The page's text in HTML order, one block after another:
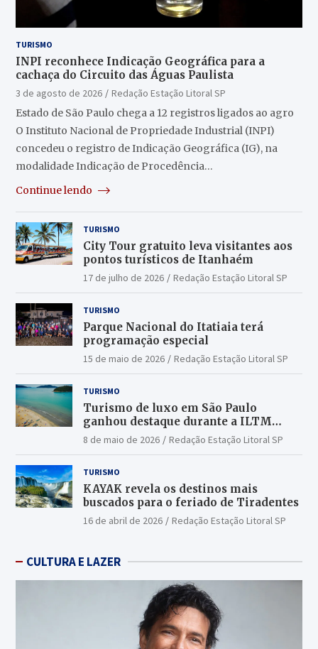
TURISMO
INPI reconhece Indicação Geográfica para a
cachaça do Circuito das Águas Paulista
3 de agosto de 2026
Redação Estação Litoral SP
Estado de São Paulo chega a 12 registros ligados ao agro
O Instituto Nacional de Propriedade Industrial (INPI)
concedeu o registro de Indicação Geográfica (IG), na
modalidade Indicação de Procedência…
Continue lendo
TURISMO
City Tour gratuito leva visitantes aos
pontos turísticos de Itanhaém
17 de julho de 2026 Redação Estação Litoral SP
TURISMO
Parque Nacional do Itatiaia terá
programação especial
15 de maio de 2026 Redação Estação Litoral SP
TURISMO
Turismo de luxo em São Paulo
ganhou destaque durante a ILTM
Latin America 2026
8 de maio de 2026 Redação Estação Litoral SP
TURISMO
KAYAK revela os destinos mais
buscados para o feriado de Tiradentes
16 de abril de 2026 Redação Estação Litoral SP
CULTURA E LAZER